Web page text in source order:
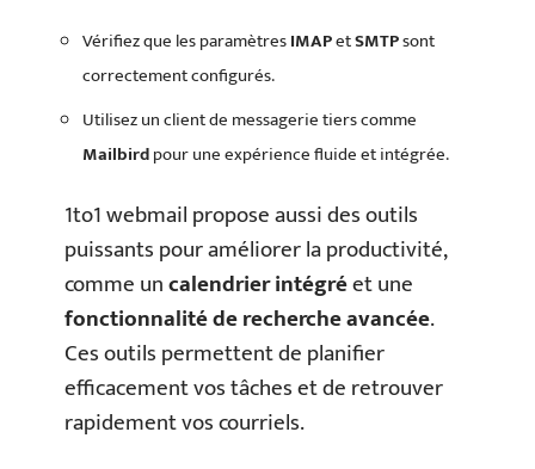
Vérifiez que les paramètresIMAPetSMTPsont
correctement configurés.
Utilisez un client de messagerie tiers comme
Mailbirdpour une expérience fluide et intégrée.
1to1 webmail propose aussi des outils
puissants pour améliorer la productivité,
comme uncalendrier intégréet une
fonctionnalité de recherche avancée.
Ces outils permettent de planifier
efficacement vos tâches et de retrouver
rapidement vos courriels.